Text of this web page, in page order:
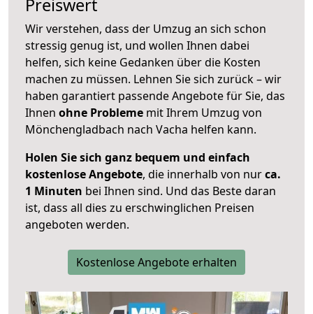
Preiswert
Wir verstehen, dass der Umzug an sich schon
stressig genug ist, und wollen Ihnen dabei
helfen, sich keine Gedanken über die Kosten
machen zu müssen. Lehnen Sie sich zurück – wir
haben garantiert passende Angebote für Sie, das
Ihnen ohne Probleme mit Ihrem Umzug von
Mönchengladbach nach Vacha helfen kann.
Holen Sie sich ganz bequem und einfach
kostenlose Angebote, die innerhalb von nurca.
1 Minuten bei Ihnen sind. Und das Beste daran
ist, dass all dies zu erschwinglichen Preisen
angeboten werden.
Kostenlose Angebote erhalten